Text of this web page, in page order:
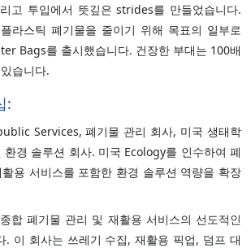
고 투입에서 뜻깊은 strides를 만들었습니다.
플라스틱 폐기물을 줄이기 위해 목표의 일부로
Bags를 출시했습니다. 건장한 부대는 100배
습니다.
:
Services, 폐기물 관리 회사, 미국 생태학
환경 솔루션 회사. 미국 Ecology를 인수하여 폐
용 서비스를 포함한 환경 솔루션 역량을 확장
합 폐기물 관리 및 재활용 서비스의 선도적인
. 이 회사는 쓰레기 수집, 재활용 픽업, 덤프 대